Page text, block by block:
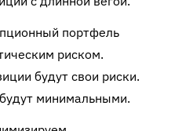
портфель
риском.
будут свои риски.
минимальными.